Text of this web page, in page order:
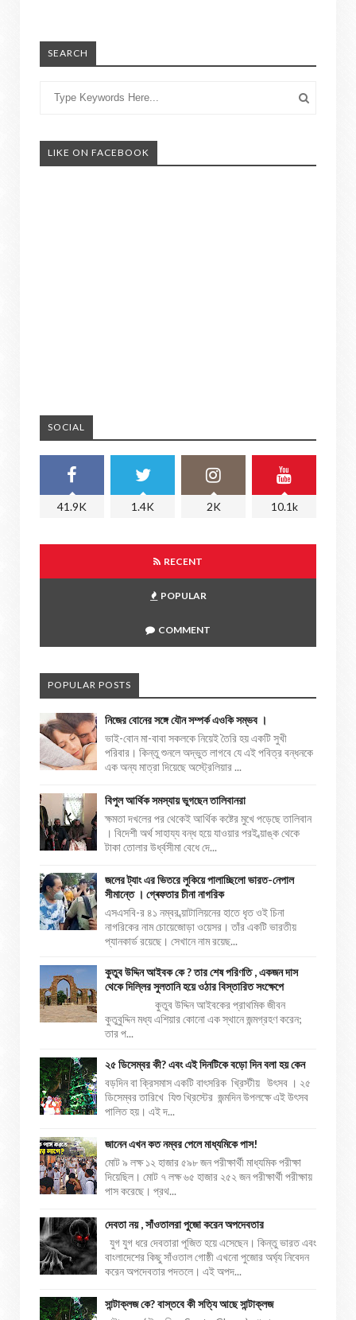
SEARCH
LIKE ON FACEBOOK
SOCIAL
41.9K 1.4K 2K 10.1k
RECENT
POPULAR
COMMENT
POPULAR POSTS
নিজের বোনের সঙ্গে যৌন সম্পর্ক এওকি সম্ভব ।
ভাই-বোন মা-বাবা সকলকে নিয়েই তৈরি হয় একটি সুখী
পরিবার। কিন্তু শুনলে অদ্ভুত লাগবে যে এই পবিত্র বন্ধনকে
এক অন্য মাত্রা দিয়েছে অস্ট্রেলিয়ার ...
বিপুল আর্থিক সমস্যায় ভুগছেন তালিবানরা
ক্ষমতা দখলের পর থেকেই আর্থিক কষ্টের মুখে পড়েছে তালিবান
। বিদেশী অর্থ সাহায্য বন্ধ হয়ে যাওয়ার পরই ব্য়াঙ্ক থেকে
টাকা তোলার উর্ধ্বসীমা বেধে দে...
জলের ট্যাং এর ভিতরে লুকিয়ে পালাচ্ছিলো ভারত-নেপাল
সীমান্তে । গ্ৰেফতার চীনা নাগরিক
এসএসবি-র ৪১ নম্বর ব্য়াটালিয়নের হাতে ধৃত ওই চিনা
নাগরিকের নাম চোয়েজোড়া ওয়েসর। তাঁর একটি ভারতীয়
প্যানকার্ড রয়েছে। সেখানে নাম রয়েছ...
কুতুব উদ্দিন আইবক কে ? তার শেষ পরিণতি , একজন দাস
থেকে দিল্লির সুলতানি হয়ে ওঠার বিস্তারিত সংক্ষেপে
কুতুব উদ্দিন আইবকের প্রাথমিক জীবন
কুতুবুদ্দিন মধ্য এশিয়ার কোনো এক স্থানে জন্মগ্রহণ করেন;
তার প...
২৫ ডিসেম্বর কী? এবং এই দিনটিকে বড়ো দিন বলা হয় কেন
বড়দিন বা ক্রিসমাস একটি বাৎসরিক খ্রিস্টীয় উৎসব । ২৫
ডিসেম্বর তারিখে যিশু খ্রিস্টের জন্মদিন উপলক্ষে এই উৎসব
পালিত হয়। এই দ...
জানেন এখন কত নম্বর পেলে মাধ্যমিকে পাস!
মোট ৯ লক্ষ ১২ হাজার ৫৯৮ জন পরীক্ষার্থী মাধ্যমিক পরীক্ষা
দিয়েছিল। মোট ৭ লক্ষ ৬৫ হাজার ২৫২ জন পরীক্ষার্থী পরীক্ষায়
পাস করেছে। প্রথ...
দেবতা নয় , সাঁওতালরা পুজো করেন অপদেবতার
যুগ যুগ ধরে দেবতারা পূজিত হয়ে এসেছেন। কিন্তু ভারত এবং
বাংলাদেশের কিছু সাঁওতাল গোষ্ঠী এখনো পুজোর অর্ঘ্য নিবেদন
করেন অপদেবতার পদতলে। এই অপদ...
সান্টাক্লজ কে? বাস্তবে কী সত্যি আছে সান্টাক্লজ